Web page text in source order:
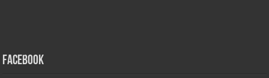
Facebook